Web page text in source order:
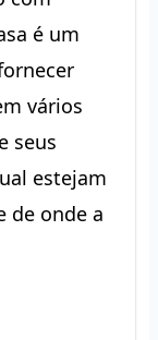
é um
vários
seus
estejam
de onde a